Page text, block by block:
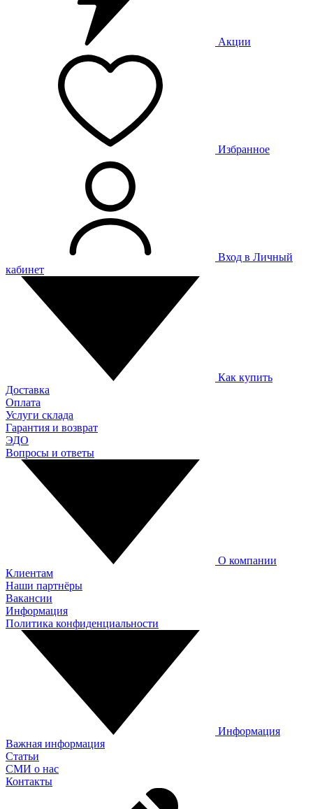
Акции
Избранное
Вход в Личный
кабинет
Как купить
Доставка
Оплата
Услуги склада
Гарантия и возврат
ЭДО
Вопросы и ответы
О компании
Клиентам
Наши партнёры
Вакансии
Информация
Политика конфиденциальности
Информация
Важная информация
Статьи
СМИ о нас
Контакты